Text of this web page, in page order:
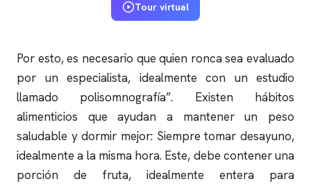
Tour virtual
Por esto, es necesario que quien ronca sea evaluado
por un especialista, idealmente con un estudio
llamado polisomnografía”. Existen hábitos
alimenticios que ayudan a mantener un peso
saludable y dormir mejor: Siempre tomar desayuno,
idealmente a la misma hora. Este, debe contener una
porción de fruta, idealmente entera para